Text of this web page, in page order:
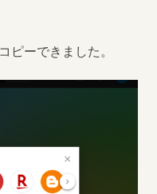
ピーできました。